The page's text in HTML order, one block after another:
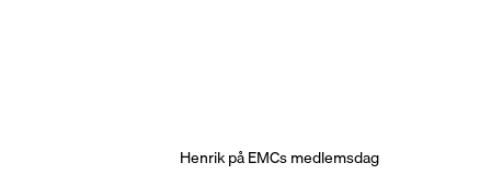
Henrik på EMCs medlemsdag